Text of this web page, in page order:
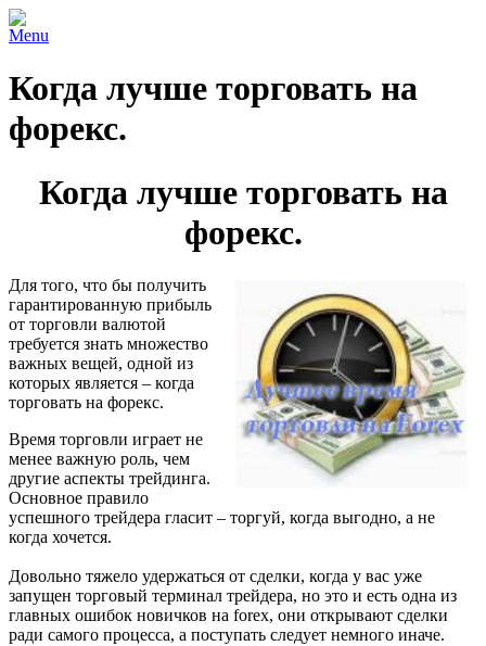
Menu
Когда лучше торговать на
форекс.
Когда лучше торговать на
форекс.
Для того, что бы получить
гарантированную прибыль
от торговли валютой
требуется знать множество
важных вещей, одной из
которых является – когда
торговать на форекс.
Время торговли играет не
менее важную роль, чем
другие аспекты трейдинга.
Основное правило
успешного трейдера гласит – торгуй, когда выгодно, а не
когда хочется.
Довольно тяжело удержаться от сделки, когда у вас уже
запущен торговый терминал трейдера, но это и есть одна из
главных ошибок новичков на forex, они открывают сделки
ради самого процесса, а поступать следует немного иначе.